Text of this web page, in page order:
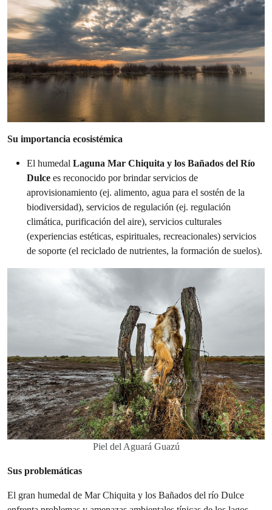
Su importancia ecosistémica
El humedal Laguna Mar Chiquita y los Bañados del Río
Dulce es reconocido por brindar servicios de
aprovisionamiento (ej. alimento, agua para el sostén de la
biodiversidad), servicios de regulación (ej. regulación
climática, purificación del aire), servicios culturales
(experiencias estéticas, espirituales, recreacionales) servicios
de soporte (el reciclado de nutrientes, la formación de suelos).
Piel del Aguará Guazú
Sus problemáticas
El gran humedal de Mar Chiquita y los Bañados del río Dulce